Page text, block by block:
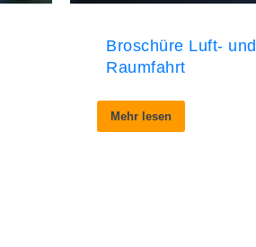
Broschüre Luft- und
Raumfahrt
Mehr lesen